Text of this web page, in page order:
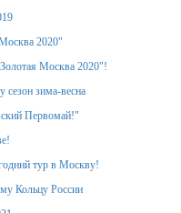
2020"
Москва 2020"!
зима-весна
Первомай!"
тур в Москву!
Кольцу России